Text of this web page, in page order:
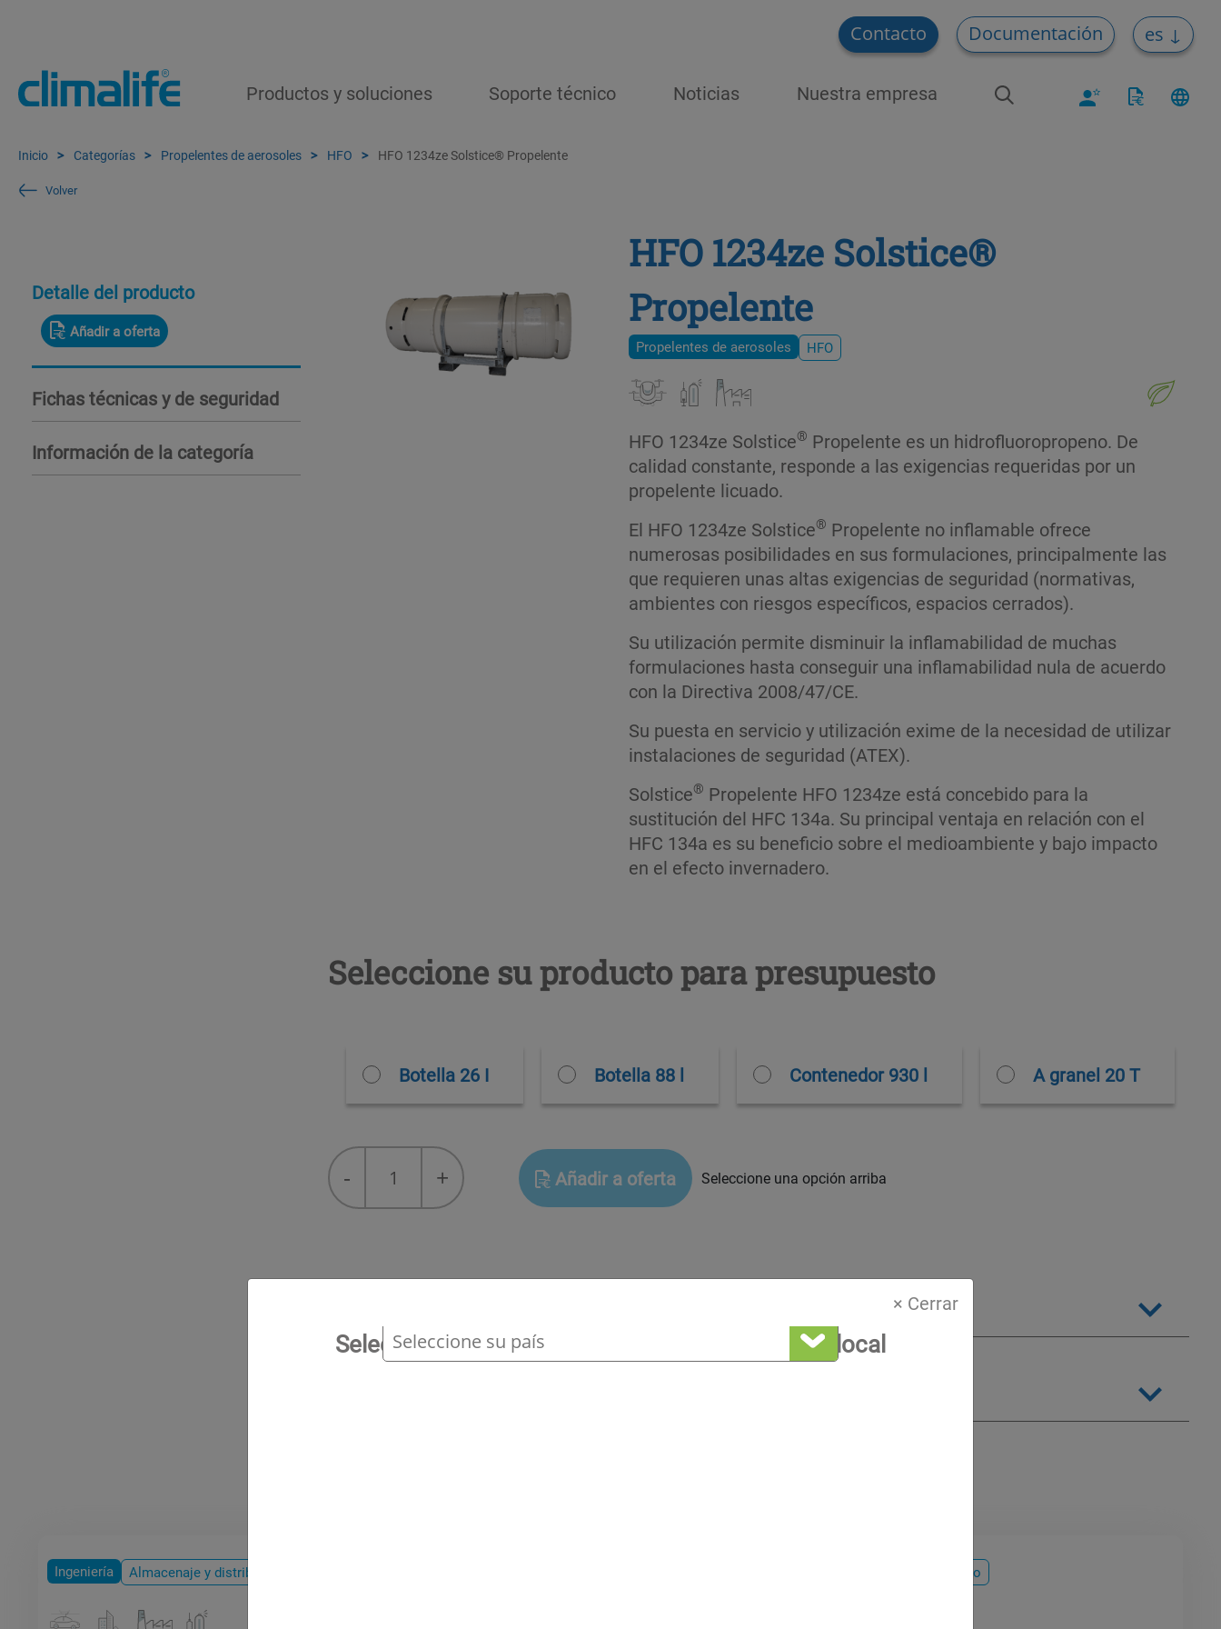
Contacto Documentación es
Productos y soluciones Soporte técnico Noticias Nuestra empresa
Inicio Categorías Propelentes de aerosoles HFO HFO 1234ze Solstice® Propelente
× Cerrar
Seleccione su ubicación para ver nuestra oferta local
Volver
Detalle del producto
Añadir a oferta
Fichas técnicas y de seguridad
Información de la categoría
HFO 1234ze Solstice®
Propelente
Propelentes de aerosoles HFO
HFO 1234ze Solstice® Propelente es un hidrofluoropropeno. De
calidad constante, responde a las exigencias requeridas por un
propelente licuado.
El HFO 1234ze Solstice® Propelente no inflamable ofrece
numerosas posibilidades en sus formulaciones, principalmente las
que requieren unas altas exigencias de seguridad (normativas,
ambientes con riesgos específicos, espacios cerrados).
Su utilización permite disminuir la inflamabilidad de muchas
formulaciones hasta conseguir una inflamabilidad nula de acuerdo
con la Directiva 2008/47/CE.
Su puesta en servicio y utilización exime de la necesidad de utilizar
instalaciones de seguridad (ATEX).
Solstice® Propelente HFO 1234ze está concebido para la
sustitución del HFC 134a. Su principal ventaja en relación con el
HFC 134a es su beneficio sobre el medioambiente y bajo impacto
en el efecto invernadero.
Seleccione su producto para presupuesto
Botella 26 I Botella 88 l Contenedor 930 l A granel 20 T
HFO
1234ze
Solstice®
- + Añadir a oferta Seleccione una opción arriba
Ingeniería Almacenaje y distribución Mantenimiento